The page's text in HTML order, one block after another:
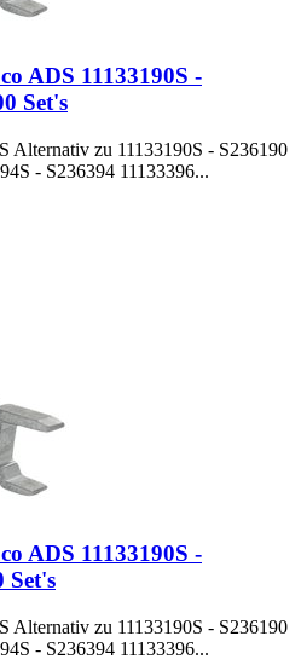
ADS 11133190S -
Set's
Alternativ zu 11133190S - S236190
- S236394 11133396...
ADS 11133190S -
Set's
Alternativ zu 11133190S - S236190
- S236394 11133396...